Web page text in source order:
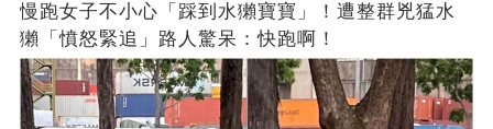
慢跑女子不小心「踩到水獺寶寶」！遭整群兇猛水
獺「憤怒緊追」路人驚呆：快跑啊！